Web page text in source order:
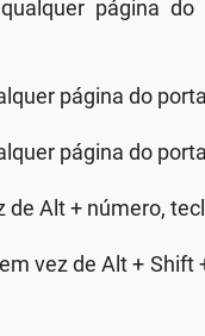
página
página do
página do
de Alt + número,
vez de Alt +